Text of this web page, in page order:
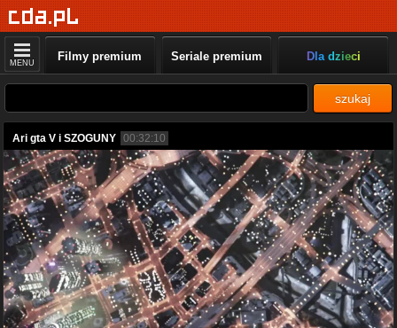
MENU Filmy premium Seriale premium Dla dzieci
szukaj
Ari gta V i SZOGUNY 00:32:10